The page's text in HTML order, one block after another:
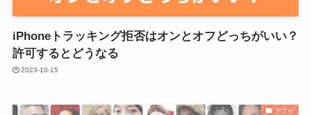
iPhoneトラッキング拒否はオンとオフどっちがいい？
許可するとどうなる
2023-10-15
アプリ